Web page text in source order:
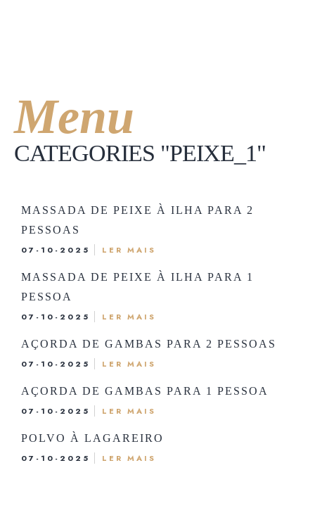
SOBRE NÓS
TASQUINHA
UBER EATS
Menu
CATEGORIES "PEIXE_1"
MASSADA DE PEIXE À ILHA PARA 2
PESSOAS
07-10-2025 LER MAIS
MASSADA DE PEIXE À ILHA PARA 1
PESSOA
07-10-2025 LER MAIS
AÇORDA DE GAMBAS PARA 2 PESSOAS
07-10-2025 LER MAIS
AÇORDA DE GAMBAS PARA 1 PESSOA
07-10-2025 LER MAIS
POLVO À LAGAREIRO
07-10-2025 LER MAIS